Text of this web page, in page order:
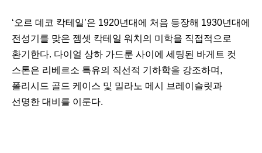
‘오르 데코 칵테일’은 1920년대에 처음 등장해 1930년대에
전성기를 맞은 젬셋 칵테일 워치의 미학을 직접적으로
환기한다. 다이얼 상하 가드룬 사이에 세팅된 바게트 컷
스톤은 리베르소 특유의 직선적 기하학을 강조하며,
폴리시드 골드 케이스 및 밀라노 메시 브레이슬릿과
선명한 대비를 이룬다.